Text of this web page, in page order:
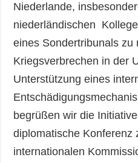
Niederlande,
niederländischen
eines Sondertribunals zu
Kriegsverbrechen in der
Unterstützung eines
begrüßen wir die
diplomatische Konferenz
internationalen